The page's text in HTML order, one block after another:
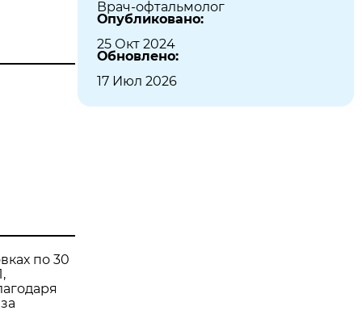
по 30
Врач-офтальмолог
Опубликовано:
25 Окт 2024
Обновлено:
17 Июл 2026